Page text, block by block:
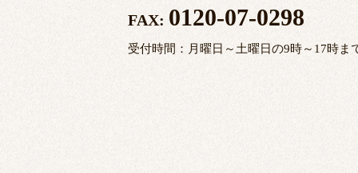
FAX: 0120-07-0298
受付時間：月曜日～土曜日の9時～17時ま